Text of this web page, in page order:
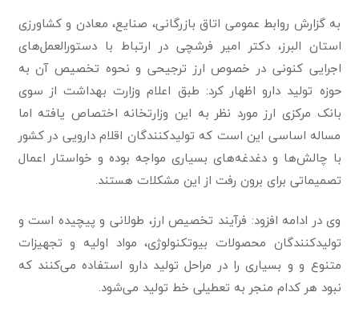
به گزارش روابط عمومی اتاق بازرگانی، صنایع، معادن و کشاورزی
استان البرز، دکتر امیر فرشچی در ارتباط با دستورالعمل‌های
اجرایی کنونی در خصوص ارز ترجیحی و نحوه تخصیص آن به
حوزه تولید دارو اظهار کرد: طبق اعلام وزارت بهداشت از سوی
بانک مرکزی ارز مورد نظر به این وزارتخانه اختصاص یافته اما
مساله اساسی این است که تولید‌کنند‌گان اقلام دارویی در کشور
با چالش‌ها و دغدغه‌های بسیاری مواجه بوده و خواستار اعمال
تصمیماتی برای برون رفت از این مشکلات هستند.
وی در ادامه افزود: فرآیند تخصیص ارز، طولانی و پیچیده است و
تولید‌کنند‌گان محصولات بیو‌تکنو‌لوژی، مواد اولیه و تجهیزات
متنوع و و بسیاری را در مراحل تولید دارو استفاده می‌کنند که
نبود هر کدام منجر به تعطیلی خط تولید می‌شود.